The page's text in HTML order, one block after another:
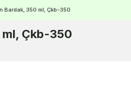
Bardak, 350 ml, Çkb-350
Çkb-350